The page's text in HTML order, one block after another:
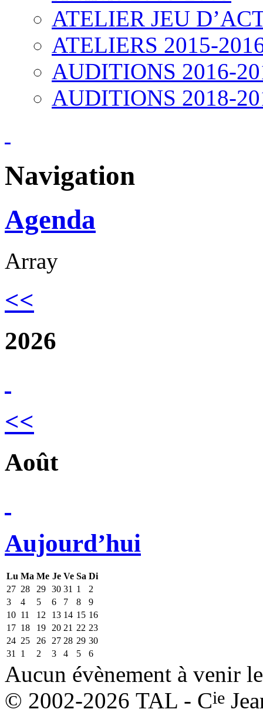
ATELIER JEU
ATELIERS 2015-
AUDITIONS 2016-
AUDITIONS 2018-
Navigation
Agenda
Array
<<
2026
<<
Août
Aujourd’hui
Lu Ma Me Je Ve Sa Di
27 28 29 30 31 1
2
3
4 5 6 7 8
9
10 11 12 13 14 15 16
17 18 19 20 21 22 23
24 25 26 27 28 29 30
31
1 2 3 4 5 6
Aucun évènement à venir
© 2002-2026 TAL - Cie